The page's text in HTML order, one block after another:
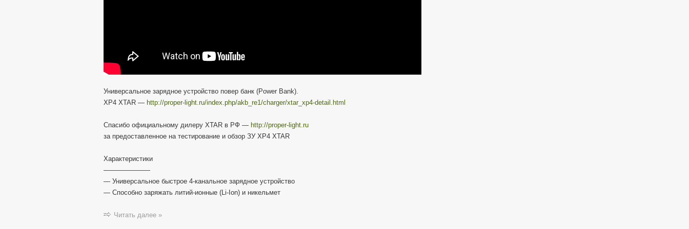
Универсальное зарядное устройство повер банк (Power Bank).
XP4 XTAR — http://proper-light.ru/index.php/akb_re1/charger/xtar_xp4-detail.html
Спасибо официальному дилеру XTAR в РФ — http://proper-light.ru
за предоставленное на тестирование и обзор ЗУ XP4 XTAR
Характеристики
———————
— Универсальное быстрое 4-канальное зарядное устройство
— Способно заряжать литий-ионные (Li-Ion) и никельмет
Читать далее »